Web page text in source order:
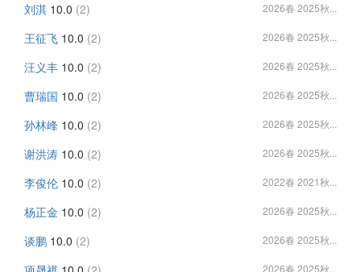
刘淇 10.0 (2) 2026春 2025秋...
王征飞 10.0 (2) 2026春 2025秋...
汪义丰 10.0 (2) 2026春 2025秋...
曹瑞国 10.0 (2) 2026春 2025秋...
孙林峰 10.0 (2) 2026春 2025秋...
谢洪涛 10.0 (2) 2026春 2025秋...
李俊伦 10.0 (2) 2022春 2021秋...
杨正金 10.0 (2) 2026春 2025秋...
谈鹏 10.0 (2) 2026春 2025秋...
2026春 2025秋...